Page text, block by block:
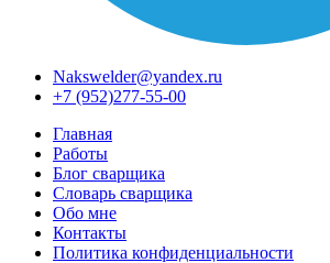
Nakswelder@yandex.ru
+7 (952)277-55-00
Главная
Работы
Блог сварщика
Словарь сварщика
Обо мне
Контакты
Политика конфиденциальности